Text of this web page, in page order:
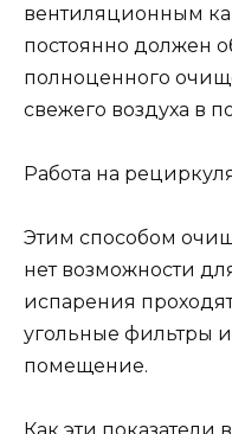
вентиляционным
постоянно должен
полноценного
свежего воздуха в
Работа на
Этим способом
нет возможности
испарения
угольные фильтры
помещение.